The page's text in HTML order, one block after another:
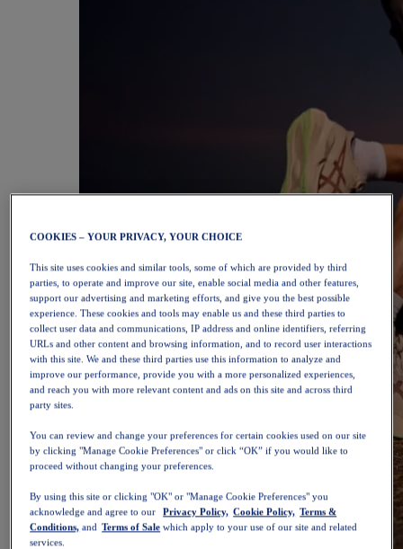
COOKIES – YOUR PRIVACY, YOUR CHOICE
This site uses cookies and similar tools, some of which are provided by third
parties, to operate and improve our site, enable social media and other features,
support our advertising and marketing efforts, and give you the best possible
experience. These cookies and tools may enable us and these third parties to
collect user data and communications, IP address and online identifiers, referring
URLs and other content and browsing information, and to record user interactions
with this site. We and these third parties use this information to analyze and
improve our performance, provide you with a more personalized experiences,
and reach you with more relevant content and ads on this site and across third
party sites.
You can review and change your preferences for certain cookies used on our site
by clicking "Manage Cookie Preferences" or click “OK” if you would like to
proceed without changing your preferences.
By using this site or clicking "OK" or "Manage Cookie Preferences" you
acknowledge and agree to our
Privacy Policy, Cookie Policy, Terms &
Conditions, and Terms of Sale which apply to your use of our site and related
services.